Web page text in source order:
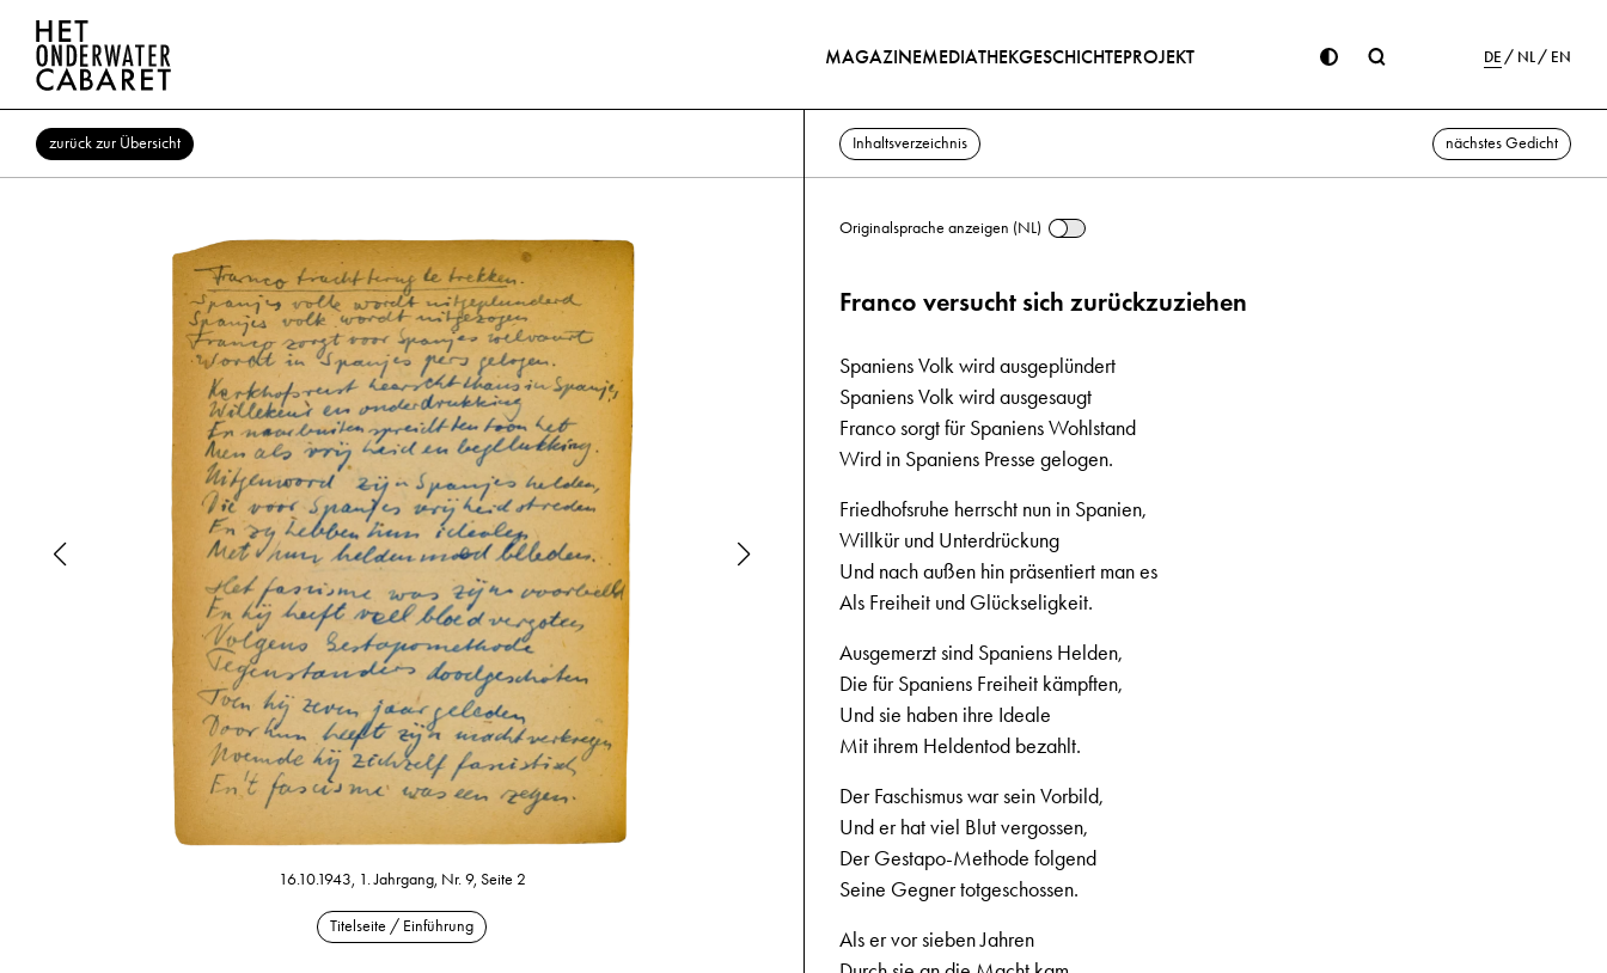
MAGAZINEMEDIATHEKGESCHICHTEPROJEKT DE NL EN
zurück zur Übersicht
16.10.1943, 1. Jahrgang, Nr. 9, Seite 2 16.10.1943, 1. Jahrgang, Nr. 9, Seite 3
Titelseite / Einführung
Inhaltsverzeichnis nächstes Gedicht
Originalsprache anzeigen (NL)
Franco versucht sich zurückzuziehen
Spaniens Volk wird ausgeplündert
Spaniens Volk wird ausgesaugt
Franco sorgt für Spaniens Wohlstand
Wird in Spaniens Presse gelogen.
Friedhofsruhe herrscht nun in Spanien,
Willkür und Unterdrückung
Und nach außen hin präsentiert man es
Als Freiheit und Glückseligkeit.
Ausgemerzt sind Spaniens Helden,
Die für Spaniens Freiheit kämpften,
Und sie haben ihre Ideale
Mit ihrem Heldentod bezahlt.
Der Faschismus war sein Vorbild,
Und er hat viel Blut vergossen,
Der Gestapo-Methode folgend
Seine Gegner totgeschossen.
Als er vor sieben Jahren